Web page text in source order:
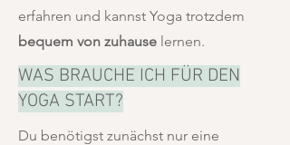
erfahren und kannst Yoga trotzdem
bequem von zuhause lernen.
WAS BRAUCHE ICH FÜR DEN
YOGA START?
Du benötigst zunächst nur eine